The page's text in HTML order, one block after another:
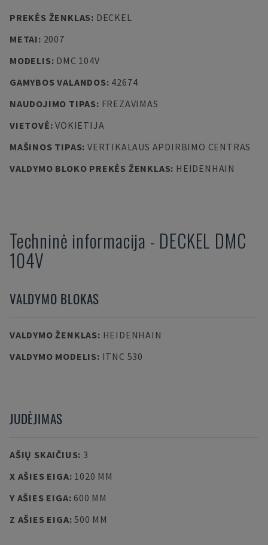
PREKĖS ŽENKLAS: DECKEL
METAI: 2007
MODELIS: DMC 104V
GAMYBOS VALANDOS: 42674
NAUDOJIMO TIPAS: FREZAVIMAS
VIETOVĖ:VOKIETIJA
MAŠINOS TIPAS: VERTIKALAUS APDIRBIMO CENTRAS
VALDYMO BLOKO PREKĖS ŽENKLAS: HEIDENHAIN
Techninė informacija - DECKEL DMC
104V
VALDYMO BLOKAS
VALDYMO ŽENKLAS: HEIDENHAIN
VALDYMO MODELIS: ITNC 530
JUDĖJIMAS
AŠIŲ SKAIČIUS: 3
X AŠIES EIGA: 1020 MM
Y AŠIES EIGA: 600 MM
Z AŠIES EIGA:500 MM